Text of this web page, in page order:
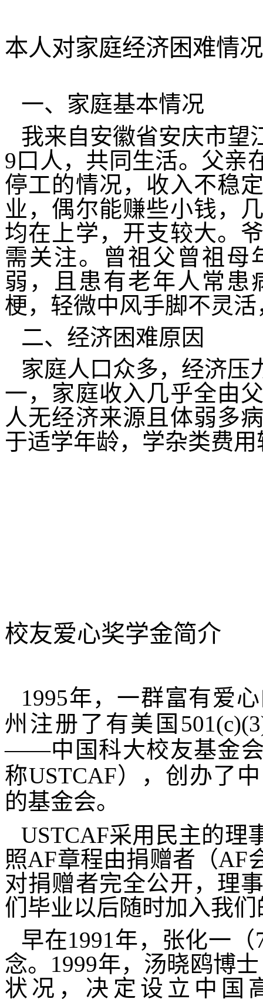
本人对家庭经济困难情
一、家庭基本情况
我来自安徽省安庆市望
9口人，共同生活。父亲
停工的情况，收入不稳
业，偶尔能赚些小钱，
均在上学，开支较大。
需关注。曾祖父曾祖母
弱，且患有老年人常患
梗，轻微中风手脚不灵
二、经济困难原因
家庭人口众多，经济压
一，家庭收入几乎全由
人无经济来源且体弱多
于适学年龄，学杂类费用
校友爱心奖学金简介
1995年，一群富有爱
州注册了有美国
——中国科大校友基金
称USTCAF），创办了
的基金会。
USTCAF采用民主的理
照AF章程由捐赠者（AF
对捐赠者完全公开，理
们毕业以后随时加入我
早在1991年，张化一（
念。 1999年，汤晓鸥博
状况，决定设立中国